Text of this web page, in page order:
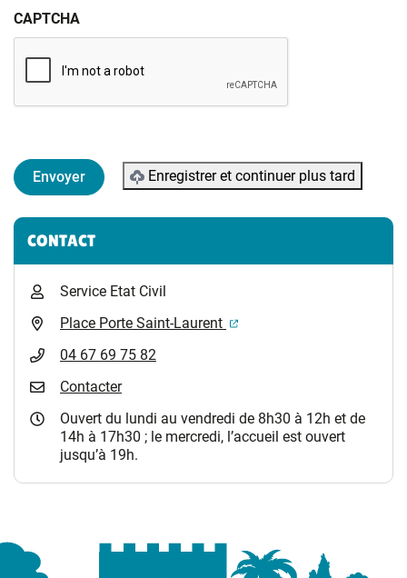
CAPTCHA
Enregistrer et continuer plus tard
Informations complémentaires
CONTACT
Service Etat Civil
Place Porte Saint-Laurent
(ouverture dans un
04 67 69 75 82
Contacter
Ouvert du lundi au vendredi de 8h30 à 12h et de
14h à 17h30 ; le mercredi, l’accueil est ouvert
jusqu’à 19h.